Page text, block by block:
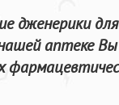
дженерики
аптеке